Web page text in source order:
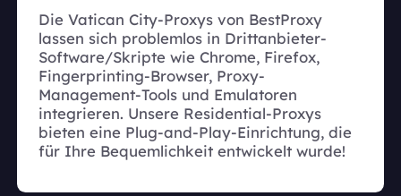
Die Vatican City-Proxys von BestProxy
lassen sich problemlos in Drittanbieter-
Software/Skripte wie Chrome, Firefox,
Fingerprinting-Browser, Proxy-
Management-Tools und Emulatoren
integrieren. Unsere Residential-Proxys
bieten eine Plug-and-Play-Einrichtung, die
für Ihre Bequemlichkeit entwickelt wurde!